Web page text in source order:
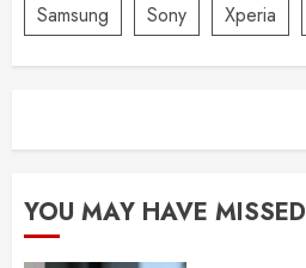
Samsung
Sony Xperia
YOU MAY HAVE MISSED